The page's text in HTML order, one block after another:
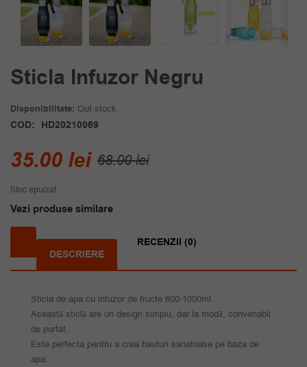
Sticla Infuzor Negru
Disponibilitate: Out stock
COD: HD20210069
68.00leiPrețul
68.00 lei.
35.00 lei
Prețul
Stoc epuizat
Vezi produse similare
DESCRIERE
RECENZII (0)
Sticla de apa cu infuzor de fructe 600-1000ml.
Această sticlă are un design simplu, dar la modă, convenabil
de purtat.
Este perfecta pentru a crea bauturi sanatoase pe baza de
apa.